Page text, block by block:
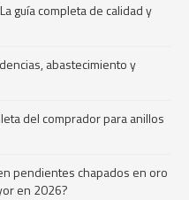
guía completa de calidad y
abastecimiento y
del comprador para anillos
pendientes chapados en oro
en 2026?